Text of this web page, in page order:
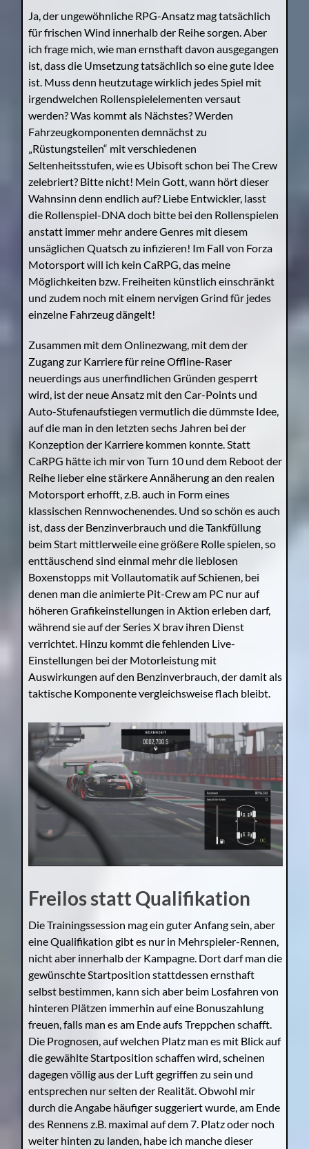
Ja, der ungewöhnliche RPG-Ansatz mag tatsächlich
für frischen Wind innerhalb der Reihe sorgen. Aber
ich frage mich, wie man ernsthaft davon ausgegangen
ist, dass die Umsetzung tatsächlich so eine gute Idee
ist. Muss denn heutzutage wirklich jedes Spiel mit
irgendwelchen Rollenspielelementen versaut
werden? Was kommt als Nächstes? Werden
Fahrzeugkomponenten demnächst zu
„Rüstungsteilen“ mit verschiedenen
Seltenheitsstufen, wie es Ubisoft schon bei The Crew
zelebriert? Bitte nicht! Mein Gott, wann hört dieser
Wahnsinn denn endlich auf? Liebe Entwickler, lasst
die Rollenspiel-DNA doch bitte bei den Rollenspielen
anstatt immer mehr andere Genres mit diesem
unsäglichen Quatsch zu infizieren! Im Fall von Forza
Motorsport will ich kein CaRPG, das meine
Möglichkeiten bzw. Freiheiten künstlich einschränkt
und zudem noch mit einem nervigen Grind für jedes
einzelne Fahrzeug dängelt!
Zusammen mit dem Onlinezwang, mit dem der
Zugang zur Karriere für reine Offline-Raser
neuerdings aus unerfindlichen Gründen gesperrt
wird, ist der neue Ansatz mit den Car-Points und
Auto-Stufenaufstiegen vermutlich die dümmste Idee,
auf die man in den letzten sechs Jahren bei der
Konzeption der Karriere kommen konnte. Statt
CaRPG hätte ich mir von Turn 10 und dem Reboot der
Reihe lieber eine stärkere Annäherung an den realen
Motorsport erhofft, z.B. auch in Form eines
klassischen Rennwochenendes. Und so schön es auch
ist, dass der Benzinverbrauch und die Tankfüllung
beim Start mittlerweile eine größere Rolle spielen, so
enttäuschend sind einmal mehr die lieblosen
Boxenstopps mit Vollautomatik auf Schienen, bei
denen man die animierte Pit-Crew am PC nur auf
höheren Grafikeinstellungen in Aktion erleben darf,
während sie auf der Series X brav ihren Dienst
verrichtet. Hinzu kommt die fehlenden Live-
Einstellungen bei der Motorleistung mit
Auswirkungen auf den Benzinverbrauch, der damit als
taktische Komponente vergleichsweise flach bleibt.
Freilos statt Qualifikation
Die Trainingssession mag ein guter Anfang sein, aber
eine Qualifikation gibt es nur in Mehrspieler-Rennen,
nicht aber innerhalb der Kampagne. Dort darf man die
gewünschte Startposition stattdessen ernsthaft
selbst bestimmen, kann sich aber beim Losfahren von
hinteren Plätzen immerhin auf eine Bonuszahlung
freuen, falls man es am Ende aufs Treppchen schafft.
Die Prognosen, auf welchen Platz man es mit Blick auf
die gewählte Startposition schaffen wird, scheinen
dagegen völlig aus der Luft gegriffen zu sein und
entsprechen nur selten der Realität. Obwohl mir
durch die Angabe häufiger suggeriert wurde, am Ende
des Rennens z.B. maximal auf dem 7. Platz oder noch
weiter hinten zu landen, habe ich manche dieser